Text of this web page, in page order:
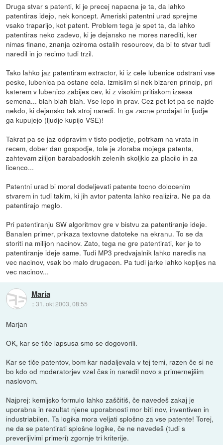
Druga stvar s patenti, ki je precej napacna je ta, da lahko
patentiras idejo, nek koncept. Ameriski patentni urad sprejme
vsako traparijo, kot patent. Problem tega je spet ta, da lahko
patentiras neko zadevo, ki je dejansko ne mores narediti, ker
nimas financ, znanja oziroma ostalih resourcev, da bi to stvar tudi
naredil in jo recimo tudi trzil.
Tako lahko jaz patentiram extractor, ki iz cele lubenice odstrani vse
peske, lubenica pa ostane cela. Izmislim si nek bizaren princip, pri
katerem v lubenico zabijes cev, ki z visokim pritiskom izsesa
semena... blah blah blah. Vse lepo in prav. Cez pet let pa se najde
nekdo, ki dejansko tak stroj naredi. In ga zacne prodajat in ljudje
ga kupujejo (ljudje kupijo VSE)!
Takrat pa se jaz odpravim v tisto podjetje, potrkam na vrata in
recem, dober dan gospodje, tole je zloraba mojega patenta,
zahtevam zilijon barabadoskih zelenih skoljkic za placilo in za
licenco...
Patentni urad bi moral dodeljevati patente tocno dolocenim
stvarem in tudi takim, ki jih avtor patenta lahko realizira. Ne pa da
patentirajo meglo.
Pri patentiranju SW algoritmov gre v bistvu za patentiranje ideje.
Banalen primer, prikaza textovne datoteke na ekranu. To se da
storiti na milijon nacinov. Zato, tega ne gre patentirati, ker je to
patentiranje ideje same. Tudi MP3 predvajalnik lahko naredis na
vec nacinov, vsak bo malo drugacen. Pa tudi jarke lahko kopljes na
vec nacinov...
Maria
::31. okt 2003, 08:55
Marjan
OK, kar se tiče lapsusa smo se dogovorili.
Kar se tiče patentov, bom kar nadaljevala v tej temi, razen če si ne
bo kdo od moderatorjev vzel čas in naredil novo s primernejšim
naslovom.
Najprej: kemijsko formulo lahko zaščitiš, če navedeš zakaj je
uporabna in rezultat njene uporabnosti mor biti nov, inventiven in
industriabilen. Ta logika mora veljati splošno za vse patente! Torej,
ne da se patentirati splošne logike, če ne navedeš (tudi s
preverljivimi primeri) zgornje tri kriterije.